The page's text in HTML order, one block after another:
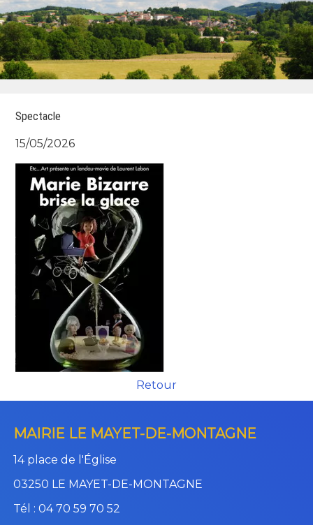
Spectacle
15/05/2026
Retour
MAIRIE LE MAYET-DE-MONTAGNE
14 place de l'Église
03250 LE MAYET-DE-MONTAGNE
Tél : 04 70 59 70 52